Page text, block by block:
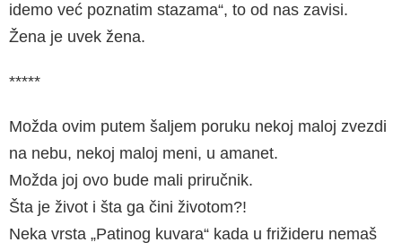
idemo već poznatim stazama“, to od nas zavisi.
Žena je uvek žena.
*****
Možda ovim putem šaljem poruku nekoj maloj zvezdi
na nebu, nekoj maloj meni, u amanet.
Možda joj ovo bude mali priručnik.
Šta je život i šta ga čini životom?!
Neka vrsta „Patinog kuvara“ kada u frižideru nemaš